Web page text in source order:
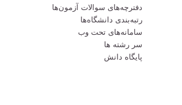
دفترچه‌‌های سوالات آزمون‌ها
رتبه‌بندی دانشگاه‌ها
سامانه‌های تحت وب
سر رشته ها
پایگاه دانش